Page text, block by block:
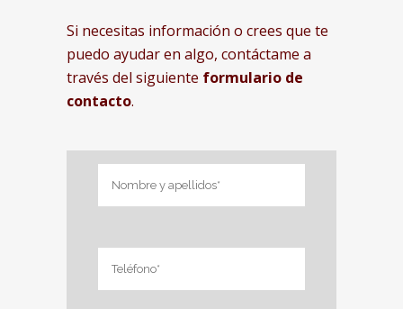
Si necesitas información o crees que te
puedo ayudar en algo, contáctame a
través del siguiente formulario de
contacto.